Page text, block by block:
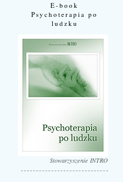
E-book
Psychoterapia po
ludzku
Stowarzyszenie INTRO